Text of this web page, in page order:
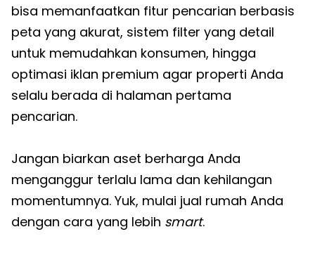
bisa memanfaatkan fitur pencarian berbasis
peta yang akurat, sistem filter yang detail
untuk memudahkan konsumen, hingga
optimasi iklan premium agar properti Anda
selalu berada di halaman pertama
pencarian.
Jangan biarkan aset berharga Anda
menganggur terlalu lama dan kehilangan
momentumnya. Yuk, mulai jual rumah Anda
dengan cara yang lebih smart.